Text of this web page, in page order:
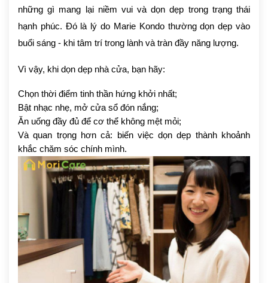
những gì mang lại niềm vui và dọn dẹp trong trạng thái
hạnh phúc. Đó là lý do Marie Kondo thường dọn dẹp vào
buổi sáng - khi tâm trí trong lành và tràn đầy năng lượng.
Vì vậy, khi dọn dẹp nhà cửa, bạn hãy:
Chọn thời điểm tinh thần hứng khởi nhất;
Bật nhạc nhẹ, mở cửa sổ đón nắng;
Ăn uống đầy đủ để cơ thể không mệt mỏi;
Và quan trọng hơn cả: biến việc dọn dẹp thành khoảnh
khắc chăm sóc chính mình.